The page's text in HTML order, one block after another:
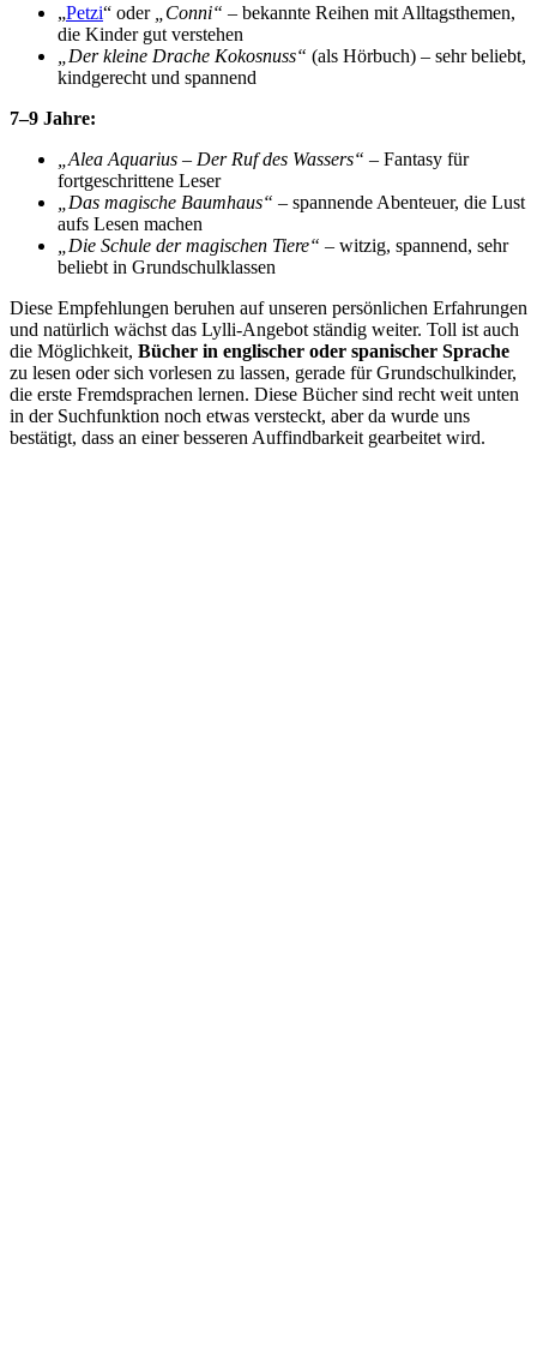
„Petzi“ oder „Conni“ – bekannte Reihen mit Alltagsthemen,
die Kinder gut verstehen
„Der kleine Drache Kokosnuss“ (als Hörbuch) – sehr beliebt,
kindgerecht und spannend
7–9 Jahre:
„Alea Aquarius – Der Ruf des Wassers“ – Fantasy für
fortgeschrittene Leser
„Das magische Baumhaus“ – spannende Abenteuer, die Lust
aufs Lesen machen
„Die Schule der magischen Tiere“ – witzig, spannend, sehr
beliebt in Grundschulklassen
Diese Empfehlungen beruhen auf unseren persönlichen Erfahrungen
und natürlich wächst das Lylli-Angebot ständig weiter. Toll ist auch
die Möglichkeit, Bücher in englischer oder spanischer Sprache
zu lesen oder sich vorlesen zu lassen, gerade für Grundschulkinder,
die erste Fremdsprachen lernen. Diese Bücher sind recht weit unten
in der Suchfunktion noch etwas versteckt, aber da wurde uns
bestätigt, dass an einer besseren Auffindbarkeit gearbeitet wird.